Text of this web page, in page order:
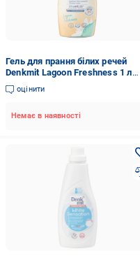
Гель для прання білих речей
Denkmit Lagoon Freshness 1 л
(27071973)
оцінити
Немає в наявності